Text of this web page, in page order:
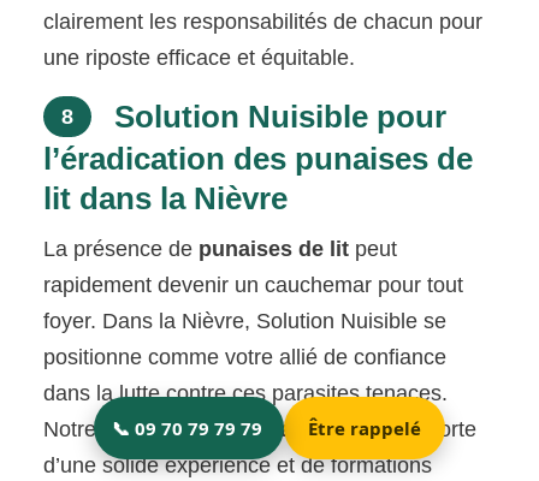
clairement les responsabilités de chacun pour
une riposte efficace et équitable.
8
Solution Nuisible pour
l’éradication des punaises de
lit dans la Nièvre
La présence de punaises de lit peut
rapidement devenir un cauchemar pour tout
foyer. Dans la Nièvre, Solution Nuisible se
positionne comme votre allié de confiance
dans la lutte contre ces parasites tenaces.
Notre équipe d’exterminateurs agréés , forte
d’une solide expérience et de formations